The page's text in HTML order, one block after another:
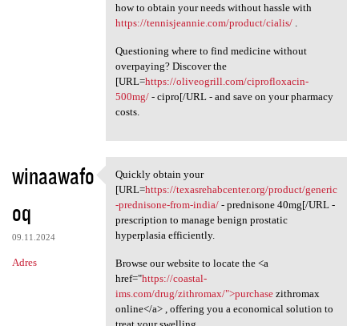
how to obtain your needs without hassle with
https://tennisjeannie.com/product/cialis/.
Questioning where to find medicine without
overpaying? Discover the
[URL=https://oliveogrill.com/ciprofloxacin-
500mg/- cipro[/URL - and save on your pharmacy
costs.
winaawafo
oq
09.11.2024
Adres
Quickly obtain your [URL
Quickly obtain your
[URL=https://texasrehabcenter.org/product/generic
-prednisone-from-india/- prednisone 40mg[/URL -
prescription to manage benign prostatic
hyperplasia efficiently.
Browse our website to locate the <a
href="https://coastal-
ims.com/drug/zithromax/">purchasezithromax
online</a> , offering you a economical solution to